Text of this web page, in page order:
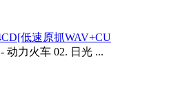
低速原抓WAV+CU
动力火车 02. 日光 ...